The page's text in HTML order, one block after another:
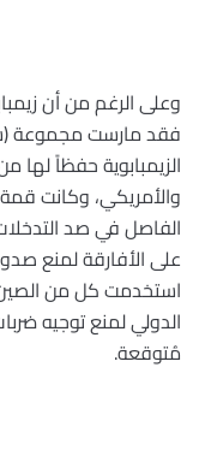
وعلى الرغم من أن
فقد مارست مجموعة(
الزيمبابوية حفظاً لها
الفاصل في صد
على الأفارقة لمنع
استخدمت كل من
الدولي لمنع توجيه
مُتوقعة.